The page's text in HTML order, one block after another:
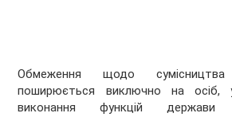
Обмеження щодо
поширюється виключно на осіб,
виконання функцій держави